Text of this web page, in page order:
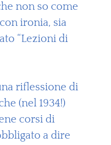
non so come
ironia, sia
“Lezioni di
riflessione di
(nel 1934!)
corsi di
a dire